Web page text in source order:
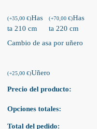
(+35,00 €)Has
ta 210 cm
(+70,00 €)Has
ta 220 cm
Cambio de asa por uñero
(+25,00 €)Uñero
Precio del producto:
Opciones totales:
Total del pedido: